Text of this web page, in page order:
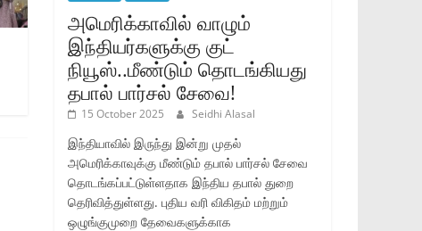
அமெரிக்காவில் வாழும்
இந்தியர்களுக்கு குட்
நியூஸ்..மீண்டும் தொடங்கியது
தபால் பார்சல் சேவை!
15 October 2025 Seidhi Alasal
இந்தியாவில் இருந்து இன்று முதல்
அமெரிக்காவுக்கு மீண்டும் தபால் பார்சல் சேவை
தொடங்கப்பட்டுள்ளதாக இந்திய தபால் துறை
தெரிவித்துள்ளது. புதிய வரி விகிதம் மற்றும்
ஒழுங்குமுறை தேவைகளுக்காக